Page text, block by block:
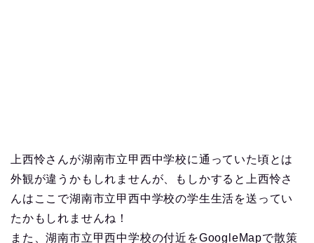
上西怜さんが湖南市立甲西中学校に通っていた頃とは
外観が違うかもしれませんが、もしかすると上西怜さ
んはここで湖南市立甲西中学校の学生生活を送ってい
たかもしれませんね！
また、湖南市立甲西中学校の付近をGoogleMapで散策